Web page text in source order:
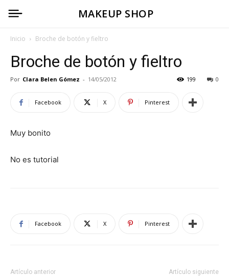
MAKEUP SHOP
Inicio Broche de botón y fieltro
Broche de botón y fieltro
Por Clara Belen Gómez - 14/05/2012 0
199
Facebook X Pinterest
Muy bonito
No es tutorial
Facebook X Pinterest
Artículo anterior Artículo siguiente